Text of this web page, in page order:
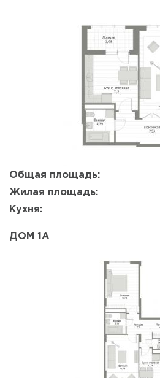
Общая площадь:
Жилая площадь:
Кухня:
ДОМ 1А
Да, удалить Отмена